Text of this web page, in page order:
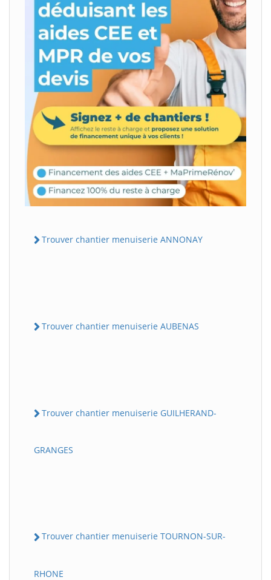
Trouver chantier menuiserie ANNONAY
Trouver chantier menuiserie AUBENAS
Trouver chantier menuiserie GUILHERAND-
GRANGES
Trouver chantier menuiserie TOURNON-SUR-
RHONE